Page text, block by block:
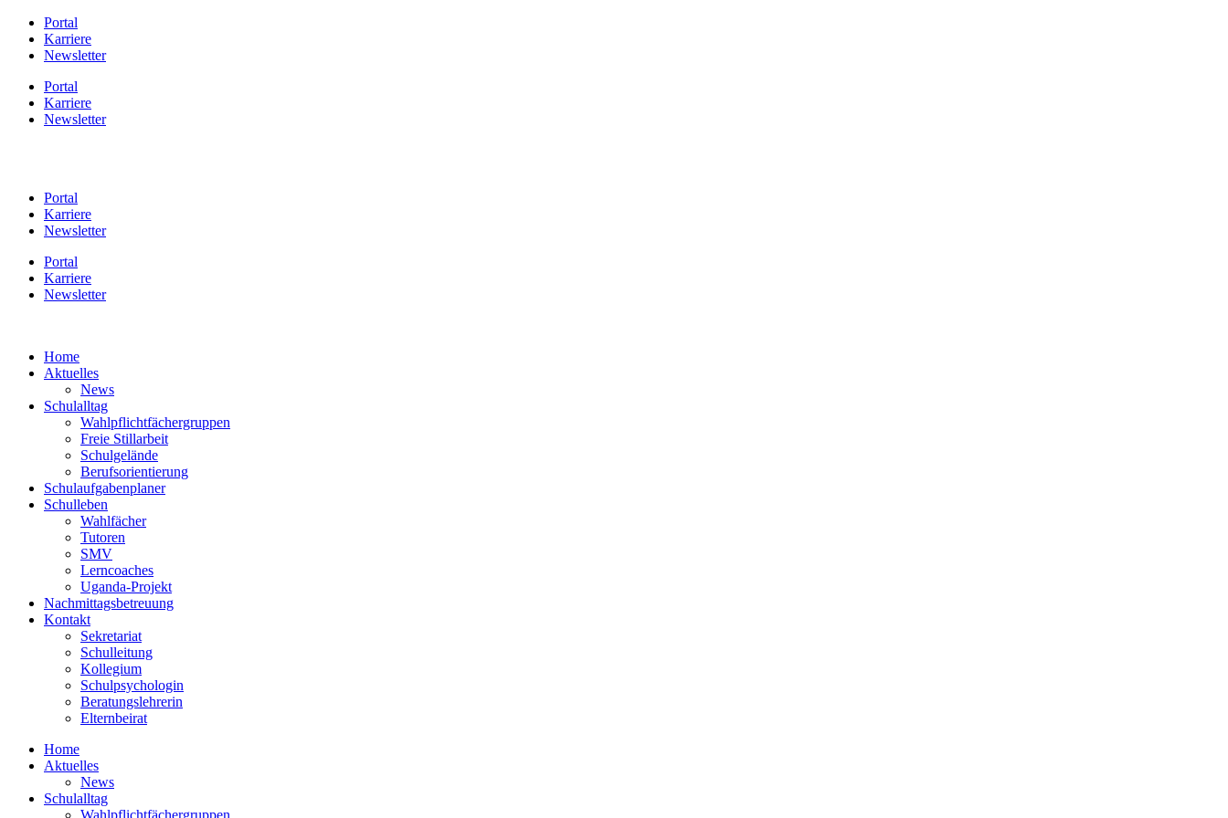
Zum
Inhalt
springen
Portal
Karriere
Newsletter
Portal
Karriere
Newsletter
Portal
Karriere
Newsletter
Portal
Karriere
Newsletter
Home
Aktuelles
News
Schulalltag
Wahlpflichtfächergruppen
Freie Stillarbeit
Schulgelände
Berufsorientierung
Schulaufgabenplaner
Schulleben
Wahlfächer
Tutoren
SMV
Lerncoaches
Uganda-Projekt
Nachmittagsbetreuung
Kontakt
Sekretariat
Schulleitung
Kollegium
Schulpsychologin
Beratungslehrerin
Elternbeirat
Home
Aktuelles
News
Schulalltag
Wahlpflichtfächergruppen